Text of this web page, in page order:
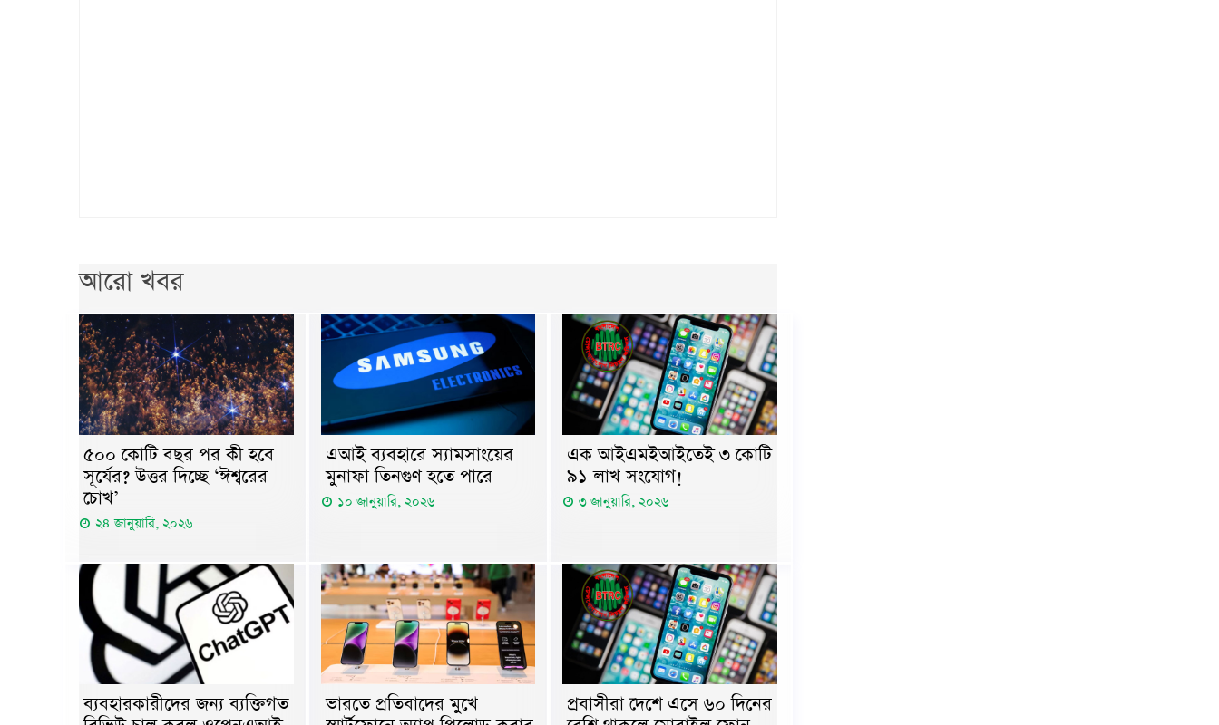
আরো খবর
৫০০ কোটি বছর পর কী হবে
সূর্যের? উত্তর দিচ্ছে ‘ঈশ্বরের
চোখ’
২৪ জানুয়ারি, ২০২৬
এআই ব্যবহারে স্যামসাংয়ের
মুনাফা তিনগুণ হতে পারে
১০ জানুয়ারি, ২০২৬
এক আইএমইআইতেই ৩ কোটি
৯১ লাখ সংযোগ!
৩ জানুয়ারি, ২০২৬
ব্যবহারকারীদের জন্য ব্যক্তিগত
ভারতে প্রতিবাদের মুখে
প্রবাসীরা দেশে এসে ৬০ দিনের